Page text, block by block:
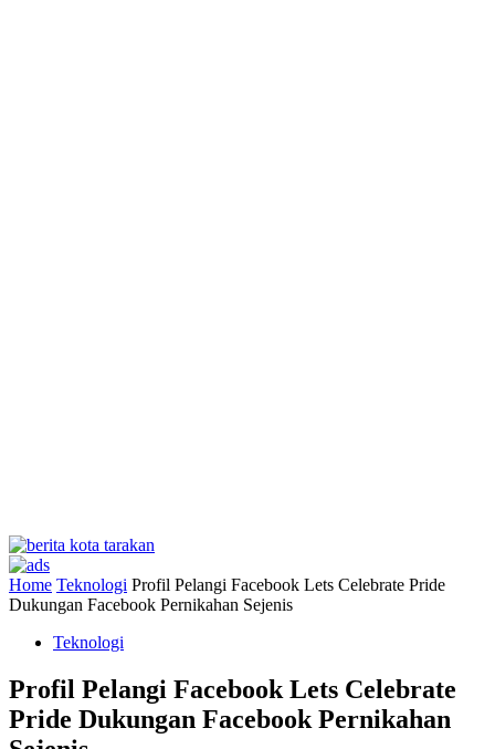
Home Teknologi Profil Pelangi Facebook Lets Celebrate Pride
Dukungan Facebook Pernikahan Sejenis
Teknologi
Profil Pelangi Facebook Lets Celebrate
Pride Dukungan Facebook Pernikahan